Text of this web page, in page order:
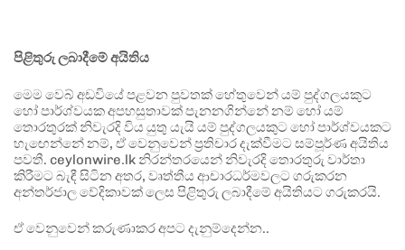
පිළිතුරු ලබාදීමේ අයිතිය
මෙම වෙබ් අඩවියේ පළවන පුවතක් හේතුවෙන් යම් පුද්ගලයකුට
හෝ පාර්ශ්වයක අපහසුතාවක් පැනනගින්නේ නම් හෝ යම්
තොරතුරක් නිවැරදි විය යුතු යැයි යම් පුද්ගලයකුට හෝ පාර්ශ්වයකට
හැඟෙන්නේ නම්, ඒ වෙනුවෙන් ප්‍රතිචාර දැක්වීමට සම්පූර්ණ අයිතිය
පවතී. ceylonwire.lk නිරන්තරයෙන් නිවැරදි තොරතුරු වාර්තා
කිරීමට බැඳී සිටින අතර, වෘත්තීය ආචාරධර්මවලට ගරුකරන
අන්තර්ජාල වේදිකාවක් ලෙස පිළිතුරු ලබාදීමේ අයිතියට ගරුකරයි.
ඒ වෙනුවෙන් කරුණාකර අපට දැනුම්දෙන්න..